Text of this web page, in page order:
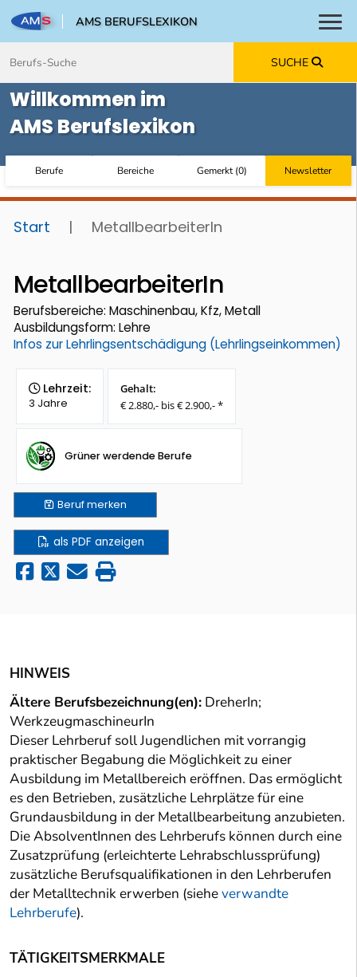
AMS BERUFSLEXIKON
SUCHE
Willkommen im
AMS Berufslexikon
Berufe Bereiche Gemerkt(0) Newsletter
Start | MetallbearbeiterIn
MetallbearbeiterIn
Berufsbereiche: Maschinenbau, Kfz, Metall
Ausbildungsform: Lehre
Infos zur Lehrlingsentschädigung (Lehrlingseinkommen)
Lehrzeit:
3 Jahre
Gehalt:
€ 2.880,- bis € 2.900,- *
Grüner werdende Berufe
Berufmerken
als PDF anzeigen
HINWEIS
Ältere Berufsbezeichnung(en): DreherIn;
WerkzeugmaschineurIn
Dieser Lehrberuf soll Jugendlichen mit vorrangig
praktischer Begabung die Möglichkeit zu einer
Ausbildung im Metallbereich eröffnen. Das ermöglicht
es den Betrieben, zusätzliche Lehrplätze für eine
Grundausbildung in der Metallbearbeitung anzubieten.
Die AbsolventInnen des Lehrberufs können durch eine
Zusatzprüfung (erleichterte Lehrabschlussprüfung)
zusätzliche Berufsqualifikationen in den Lehrberufen
der Metalltechnik erwerben (sieheverwandte
Lehrberufe).
TÄTIGKEITSMERKMALE